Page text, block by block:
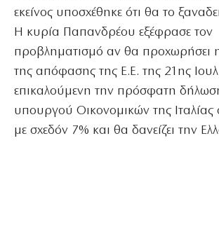
εκείνος υποσχέθηκε ότι θα το
Η κυρία Παπανδρέου εξέφρασε τον
προβληματισμό αν θα προχωρήσει
της απόφασης της Ε.Ε. της 21ης
επικαλούμενη την πρόσφατη
υπουργού Οικονομικών της Ιταλίας
με σχεδόν 7% και θα δανείζει την